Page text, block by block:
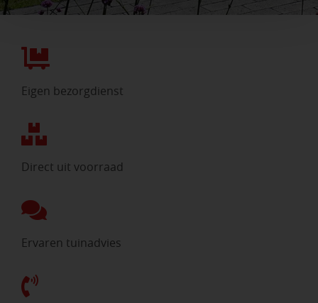
Eigen bezorgdienst
Direct uit voorraad
Ervaren tuinadvies